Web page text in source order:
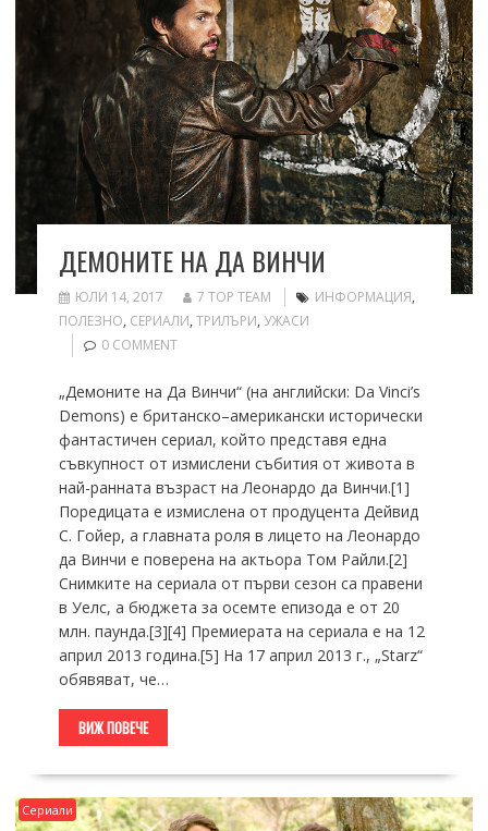
ДЕМОНИТЕ НА ДА ВИНЧИ
ЮЛИ 14, 2017 7 TOP TEAM ИНФОРМАЦИЯ,
ПОЛЕЗНО, СЕРИАЛИ, ТРИЛЪРИ, УЖАСИ
0 COMMENT
„Демоните на Да Винчи“ (на английски: Da Vinci’s
Demons) е британско–американски исторически
фантастичен сериал, който представя една
съвкупност от измислени събития от живота в
най-ранната възраст на Леонардо да Винчи.[1]
Поредицата е измислена от продуцента Дейвид
С. Гойер, а главната роля в лицето на Леонардо
да Винчи е поверена на актьора Том Райли.[2]
Снимките на сериала от първи сезон са правени
в Уелс, а бюджета за осемте епизода е от 20
млн. паунда.[3][4] Премиерата на сериала е на 12
април 2013 година.[5] На 17 април 2013 г., „Starz“
обявяват, че…
ВИЖ ПОВЕЧЕ
Сериали